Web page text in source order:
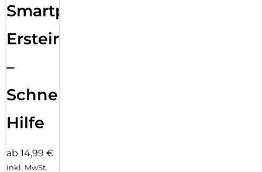
Smartphone
Ersteinrichtung
–
Schnelle
Hilfe
ab 14,99 €
inkl. MwSt.